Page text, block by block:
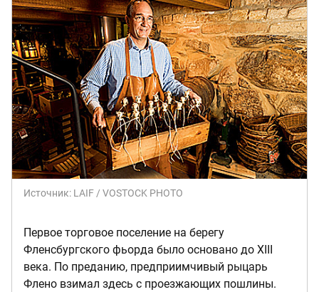
Источник: LAIF / VOSTOCK PHOTO
Первое торговое поселение на берегу
Фленсбургского фьорда было основано до XIII
века. По преданию, предприимчивый рыцарь
Флено взимал здесь с проезжающих пошлины.